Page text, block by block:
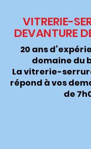
VITRERIE-
DEVANTURE
20 ans
domaine du
La vitrerie-
répond à vos
de